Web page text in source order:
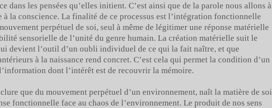
dans les pensées qu’elles initient. C’est ainsi que de la parole nous allons à
à la conscience. La finalité de ce processus est l’intégration fonctionnelle
perpétuel de soi, seul à même de légitimer une réponse matérielle
sensorielle de l’unité du genre humain. La création matérielle suit le
devient l’outil d’un oubli individuel de ce qui la fait naître, et que
à la naissance rend concret. C’est cela qui permet la condition d’un
dont l’intérêt est de recouvrir la mémoire.
que du mouvement perpétuel d’un environnement, naît la matière de soi
fonctionnelle face au chaos de l’environnement. Le produit de nos sens